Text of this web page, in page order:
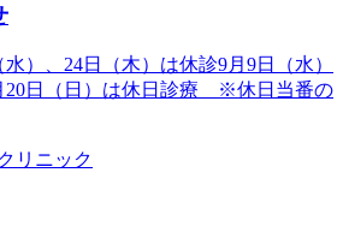
）、24日（木）は休診9月9日（水）
20日（日）は休日診療 ※休日当番の